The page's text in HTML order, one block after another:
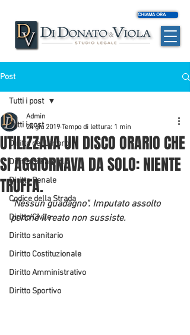
CHIAMA ORA
Post
Tutti i post
Diritto del Lavoro
Diritto di Famiglia
Diritto Penale
Codice della Strada
Diritto Civile
Diritto sanitario
Diritto Costituzionale
Diritto Amministrativo
Diritto Sportivo
Tutti i post
UTILIZZAVA UN DISCO ORARIO CHE
SI AGGIORNAVA DA SOLO: NIENTE
TRUFFA.
Admin
24 giu 2019 Tempo di lettura: 1 min
"Nessun guadagno". Imputato assolto
perché il reato non sussiste.